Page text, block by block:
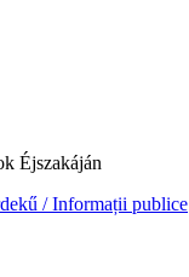
Éjszakáján
/ Informații publice